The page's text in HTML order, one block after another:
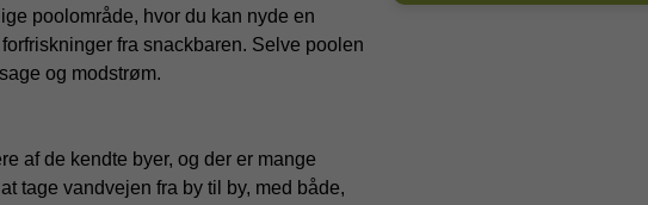
poolområde, hvor du kan nyde en
fra snackbaren. Selve poolen
og modstrøm.
af de kendte byer, og der er mange
tage vandvejen fra by til by, med både,